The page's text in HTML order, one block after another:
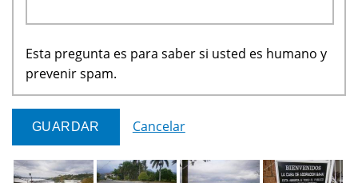
Esta pregunta es para saber si usted es humano y
prevenir spam.
Cancelar